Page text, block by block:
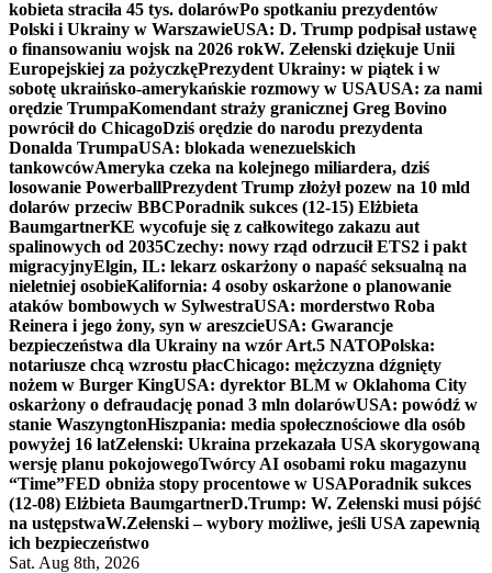
kobieta straciła 45 tys. dolarówPo spotkaniu prezydentów
Polski i Ukrainy w WarszawieUSA: D. Trump podpisał ustawę
o finansowaniu wojsk na 2026 rokW. Zełenski dziękuje Unii
Europejskiej za pożyczkęPrezydent Ukrainy: w piątek i w
sobotę ukraińsko-amerykańskie rozmowy w USAUSA: za nami
orędzie TrumpaKomendant straży granicznej Greg Bovino
powrócił do ChicagoDziś orędzie do narodu prezydenta
Donalda TrumpaUSA: blokada wenezuelskich
tankowcówAmeryka czeka na kolejnego miliardera, dziś
losowanie PowerballPrezydent Trump złożył pozew na 10 mld
dolarów przeciw BBCPoradnik sukces (12-15) Elżbieta
BaumgartnerKE wycofuje się z całkowitego zakazu aut
spalinowych od 2035Czechy: nowy rząd odrzucił ETS2 i pakt
migracyjnyElgin, IL: lekarz oskarżony o napaść seksualną na
nieletniej osobieKalifornia: 4 osoby oskarżone o planowanie
ataków bombowych w SylwestraUSA: morderstwo Roba
Reinera i jego żony, syn w areszcieUSA: Gwarancje
bezpieczeństwa dla Ukrainy na wzór Art.5 NATOPolska:
notariusze chcą wzrostu płacChicago: mężczyzna dźgnięty
nożem w Burger KingUSA: dyrektor BLM w Oklahoma City
oskarżony o defraudację ponad 3 mln dolarówUSA: powódź w
stanie WaszyngtonHiszpania: media społecznościowe dla osób
powyżej 16 latZełenski: Ukraina przekazała USA skorygowaną
wersję planu pokojowegoTwórcy AI osobami roku magazynu
“Time”FED obniża stopy procentowe w USAPoradnik sukces
(12-08) Elżbieta BaumgartnerD.Trump: W. Zełenski musi pójść
na ustępstwaW.Zełenski – wybory możliwe, jeśli USA zapewnią
ich bezpieczeństwo
Sat. Aug 8th, 2026